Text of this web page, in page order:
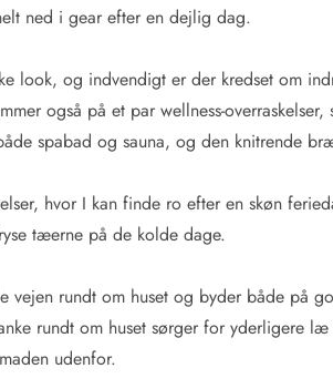
ned i gear efter en dejlig dag.
look, og indvendigt er der kredset om
også på et par wellness-overraskelser,
spabad og sauna, og den knitrende
hvor I kan finde ro efter en skøn
tæerne på de kolde dage.
vejen rundt om huset og byder både på
rundt om huset sørger for yderligere
udenfor.